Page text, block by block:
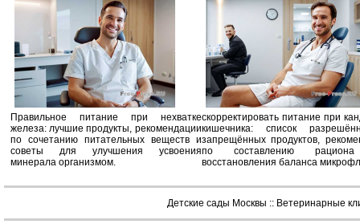
Правильное питание при нехватке
железа: лучшие продукты, рекомендации
по сочетанию питательных веществ и
советы для улучшения усвоения
минерала организмом.
скорректировать питание при
кишечника: список
запрещённых продуктов,
по составлению
восстановления баланса
Детские сады Москвы :: Ветеринарные